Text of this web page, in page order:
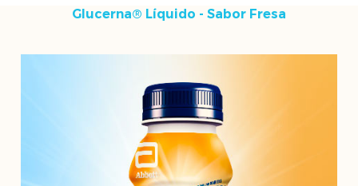
Glucerna® Líquido - Sabor Fresa